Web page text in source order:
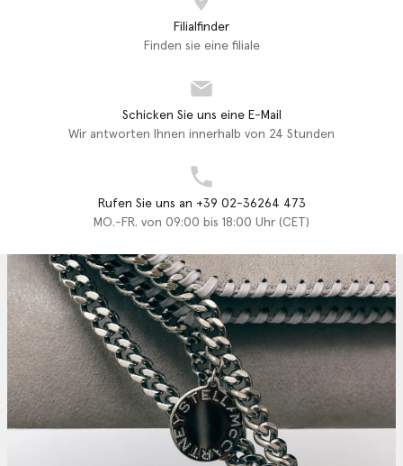
Filialfinder
Finden sie eine filiale
Schicken Sie uns eine E-Mail
Wir antworten Ihnen innerhalb von 24 Stunden
Rufen Sie uns an +39 02-36264 473
MO.-FR. von 09:00 bis 18:00 Uhr (CET)